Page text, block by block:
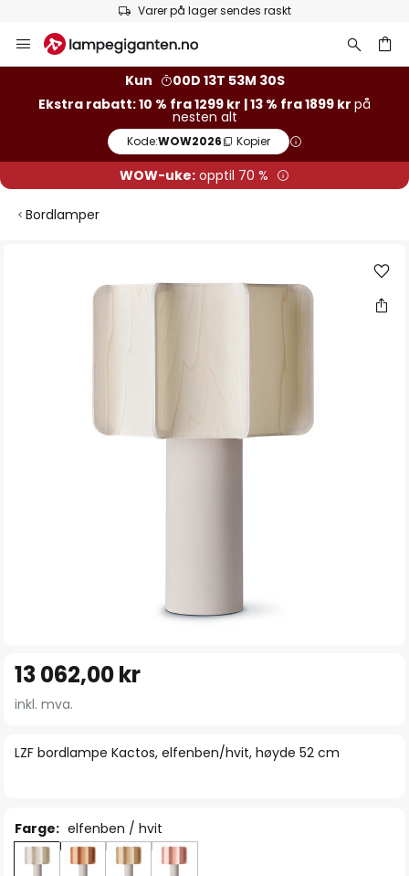
Europas største utvalg av merker
Hopp
til
Kun
00D 13T 53M 30S
Ekstra rabatt: 10 % fra 1299 kr | 13 % fra 1899 kr på
nesten alt
Kode:WOW2026 Kopier
WOW-uke: opptil 70 %
Bordlamper
begynnelsen
bildegalleri
LZF bordlampe Kactos, elfenben/hvit, høyde 52 cm
13 062,00 kr
inkl. mva.
Farge: elfenben / hvit